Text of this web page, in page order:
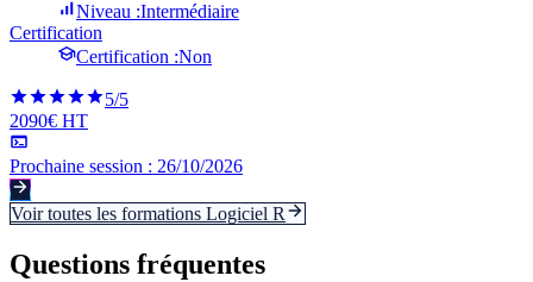
Niveau :Intermédiaire
Certification
Certification :Non
5/5
2090€ HT
Prochaine session : 26/10/2026
Voir toutes les formations Logiciel R
Questions fréquentes